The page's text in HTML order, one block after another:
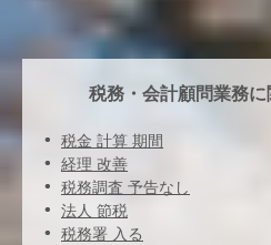
税務・会計顧問業務
税金 計算 期間
経理 改善
税務調査 予告なし
法人 節税
税務署 入る